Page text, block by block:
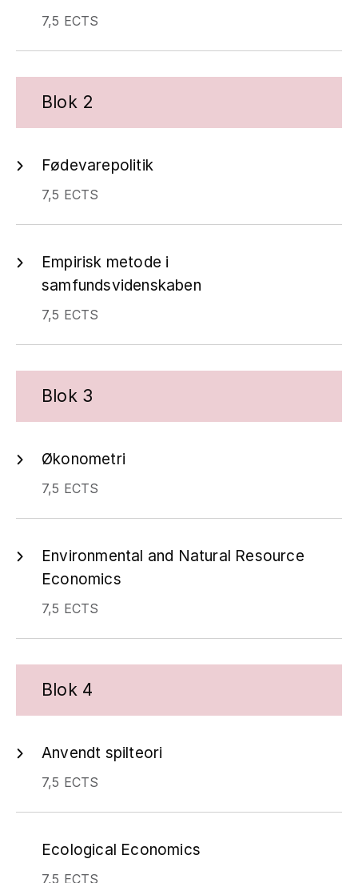
7,5 ECTS
Blok 2
Fødevarepolitik
7,5 ECTS
Empirisk metode i
samfundsvidenskaben
7,5 ECTS
Blok 3
Økonometri
7,5 ECTS
Environmental and Natural Resource
Economics
7,5 ECTS
Blok 4
Anvendt spilteori
7,5 ECTS
Ecological Economics
7,5 ECTS